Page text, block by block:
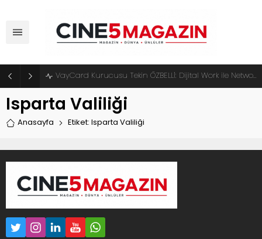
VayCard Kurucusu Tekin ÖZBELLİ: Dijital Work ile Network Marketingde Yeni Dönem Başlıyor
Isparta Valiliği
Anasayfa Etiket: Isparta Valiliği